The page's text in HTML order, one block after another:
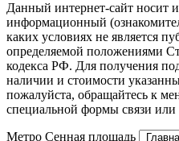
Данный интернет-сайт носит
информационный
каких условиях не является
определяемой положениями
кодекса РФ. Для получения
наличии и стоимости
пожалуйста, обращайтесь к
специальной формы связи или
Метро Сенная площадь